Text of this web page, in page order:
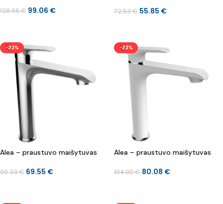
128.65€ 99.06 € 72.53€ 55.85 €
-23%
Alea – praustuvo maišytuvas
90.33€ 69.55 €
-23%
Alea – praustuvo maišytuvas
104.00€ 80.08 €